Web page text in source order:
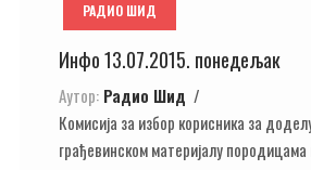
РАДИО ШИД
Инфо 13.07.2015. понедељак
Аутор: Радио Шид
Комисија за избор корисника за
грађевинском материјалу породицама